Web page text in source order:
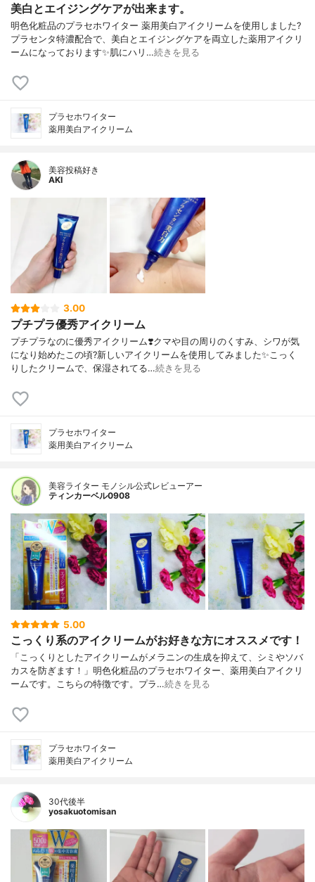
美白とエイジングケアが出来ます。
明色化粧品のプラセホワイター 薬用美白アイクリームを使用しました?
プラセンタ特濃配合で、美白とエイジングケアを両立した薬用アイクリ
ームになっております✨肌にハリ…続きを見る
プラセホワイター
薬用美白アイクリーム
美容投稿好き
AKI
3.00
プチプラ優秀アイクリーム
プチプラなのに優秀アイクリーム❣️クマや目の周りのくすみ、シワが気
になり始めたこの頃?新しいアイクリームを使用してみました✨こっく
りしたクリームで、保湿されてる…続きを見る
プラセホワイター
薬用美白アイクリーム
美容ライター モノシル公式レビューアー
ティンカーベル0908
5.00
こっくり系のアイクリームがお好きな方にオススメです！
「こっくりとしたアイクリームがメラニンの生成を抑えて、シミやソバ
カスを防ぎます！」明色化粧品のプラセホワイター、薬用美白アイクリ
ームです。こちらの特徴です。プラ…続きを見る
プラセホワイター
薬用美白アイクリーム
30代後半
yosakuotomisan